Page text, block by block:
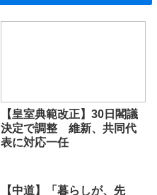
【皇室典範改正】30日閣議
決定で調整 維新、共同代
表に対応一任
【中道】「暮らしが、先